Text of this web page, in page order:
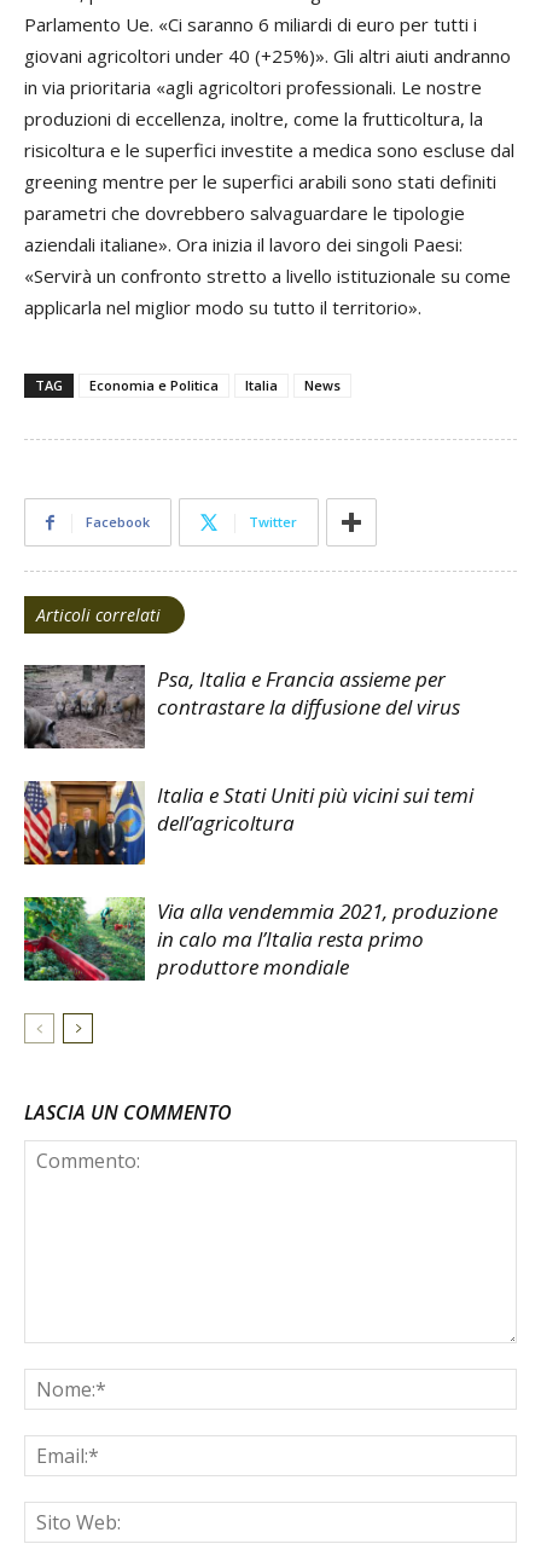
Parlamento Ue. «Ci saranno 6 miliardi di euro per tutti i
giovani agricoltori under 40 (+25%)». Gli altri aiuti andranno
in via prioritaria «agli agricoltori professionali. Le nostre
produzioni di eccellenza, inoltre, come la frutticoltura, la
risicoltura e le superfici investite a medica sono escluse dal
greening mentre per le superfici arabili sono stati definiti
parametri che dovrebbero salvaguardare le tipologie
aziendali italiane». Ora inizia il lavoro dei singoli Paesi:
«Servirà un confronto stretto a livello istituzionale su come
applicarla nel miglior modo su tutto il territorio».
TAG Economia e Politica Italia News
Facebook Twitter
Articoli correlati
Psa, Italia e Francia assieme per
contrastare la diffusione del virus
Italia e Stati Uniti più vicini sui temi
dell’agricoltura
Via alla vendemmia 2021, produzione
in calo ma l’Italia resta primo
produttore mondiale
LASCIA UN COMMENTO